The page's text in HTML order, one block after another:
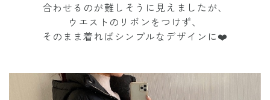
合わせるのが難しそうに見えましたが、
ウエストのリボンをつけず、
そのまま着ればシンプルなデザインに❤️